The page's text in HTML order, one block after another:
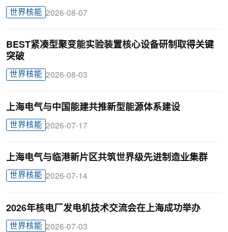
世界核能 2026-08-07
BEST紧凑型聚变能实验装置核心设备研制取得关键
突破
世界核能 2026-08-03
上海电气与中国能建共推新型能源体系建设
世界核能 2026-07-17
上海电气与临港新片区共筑世界级先进制造业集群
世界核能 2026-07-14
2026年核电厂发电机技术交流会在上海成功举办
世界核能 2026-07-03